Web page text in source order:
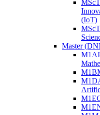
(IoT)
Master